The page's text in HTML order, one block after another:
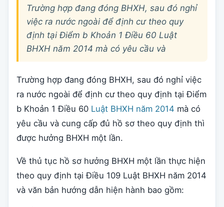
Trường hợp đang đóng BHXH, sau đó nghỉ
việc ra nước ngoài để định cư theo quy
định tại Điểm b Khoản 1 Điều 60 Luật
BHXH năm 2014 mà có yêu cầu và
Trường hợp đang đóng BHXH, sau đó nghỉ việc
ra nước ngoài để định cư theo quy định tại Điểm
b Khoản 1 Điều 60 Luật BHXH năm 2014 mà có
yêu cầu và cung cấp đủ hồ sơ theo quy định thì
được hưởng BHXH một lần.
Về thủ tục hồ sơ hưởng BHXH một lần thực hiện
theo quy định tại Điều 109 Luật BHXH năm 2014
và văn bản hướng dẫn hiện hành bao gồm: